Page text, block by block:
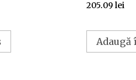
205.09 lei
Adaugă